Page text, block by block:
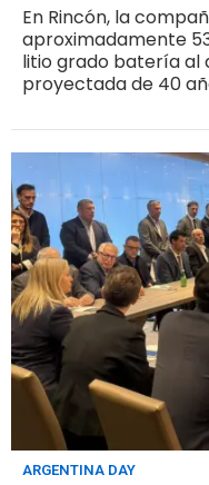
En Rincón, la
aproximadamente
litio grado batería al
proyectada de 40
ARGENTINA DAY